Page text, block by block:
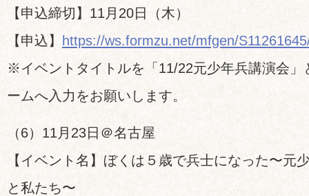
【申込締切】11月20日（木）
【申込】
https://ws.formzu.net/mfgen/
※イベントタイトルを「11/22元少年兵講演会」
ームへ入力をお願いします。
（6）11月23日＠名古屋
【イベント名】ぼくは５歳で兵士になった〜元
と私たち〜